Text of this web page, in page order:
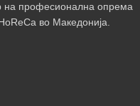
на професионална опрема
во Македонија.